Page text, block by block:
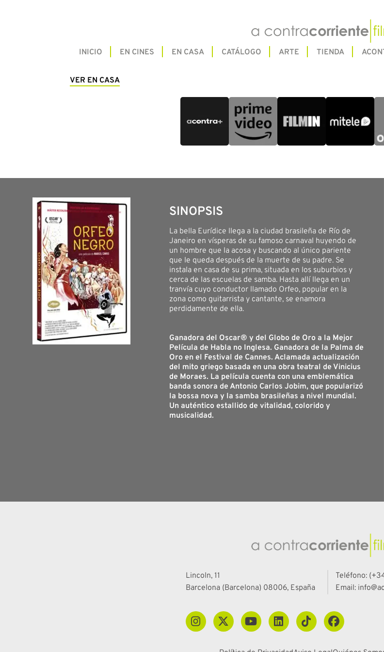
INICIO EN CINES EN CASA CATÁLOGO ARTE TIENDA
VER EN CASA
SINOPSIS
La bella Eurídice llega a la ciudad brasileña de Río de
Janeiro en vísperas de su famoso carnaval huyendo de
un hombre que la acosa y buscando al único pariente
que le queda después de la muerte de su padre. Se
instala en casa de su prima, situada en los suburbios y
cerca de las escuelas de samba. Hasta allí llega en un
tranvía cuyo conductor llamado Orfeo, popular en la
zona como guitarrista y cantante, se enamora
perdidamente de ella.
Ganadora del Oscar® y del Globo de Oro a la Mejor
Película de Habla no Inglesa. Ganadora de la Palma de
Oro en el Festival de Cannes. Aclamada actualización
del mito griego basada en una obra teatral de Vinicius
de Moraes. La película cuenta con una emblemática
banda sonora de Antonio Carlos Jobim, que popularizó
la bossa nova y la samba brasileñas a nivel mundial.
Un auténtico estallido de vitalidad, colorido y
musicalidad.
Lincoln, 11
Barcelona (Barcelona) 08006, España
Teléfono:
Email: